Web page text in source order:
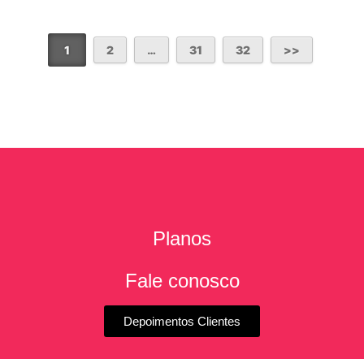
1 2 … 31 32
Planos
Fale conosco
Depoimentos Clientes